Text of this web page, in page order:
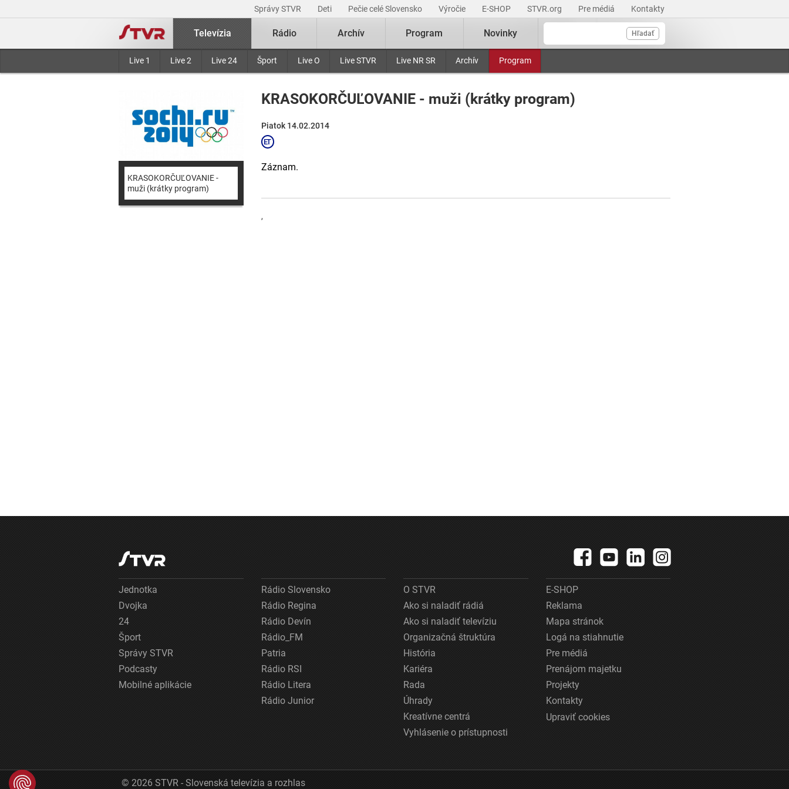
Správy STVR Deti Pečie celé Slovensko Výročie E-SHOP STVR.org Pre médiá Kontakty
Hľadať
Televízia
Live 1 Live 2 Live 24 Šport Live O Live STVR Live NR SR Archív Program
Rádio Archív Program Novinky
KRASOKORČUĽOVANIE -
muži (krátky program)
KRASOKORČUĽOVANIE - muži (krátky program)
Piatok 14.02.2014
Záznam.
,
Jednotka
Dvojka
24
Šport
Správy STVR
Podcasty
Mobilné aplikácie
Rádio Slovensko
Rádio Regina
Rádio Devín
Rádio_FM
Patria
Rádio RSI
Rádio Litera
Rádio Junior
O STVR
Ako si naladiť rádiá
Ako si naladiť televíziu
Organizačná štruktúra
História
Kariéra
Rada
Úhrady
Kreatívne centrá
Vyhlásenie o prístupnosti
E-SHOP
Reklama
Mapa stránok
Logá na stiahnutie
Pre médiá
Prenájom majetku
Projekty
Kontakty
Upraviť cookies
© 2026 STVR - Slovenská televízia a rozhlas